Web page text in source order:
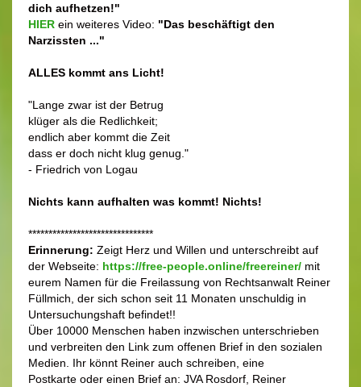
dich aufhetzen!"
HIER ein weiteres Video: "Das beschäftigt den
Narzissten ..."
ALLES kommt ans Licht!
"Lange zwar ist der Betrug
klüger als die Redlichkeit;
endlich aber kommt die Zeit
dass er doch nicht klug genug."
- Friedrich von Logau
Nichts kann aufhalten was kommt! Nichts!
*******************************
Erinnerung: Zeigt Herz und Willen und unterschreibt auf
der Webseite: https://free-people.online/freereiner/ mit
eurem Namen für die Freilassung von Rechtsanwalt Reiner
Füllmich, der sich schon seit 11 Monaten unschuldig in
Untersuchungshaft befindet!!
Über 10000 Menschen haben inzwischen unterschrieben
und verbreiten den Link zum offenen Brief in den sozialen
Medien. Ihr könnt Reiner auch schreiben, eine
Postkarte oder einen Brief an: JVA Rosdorf, Reiner